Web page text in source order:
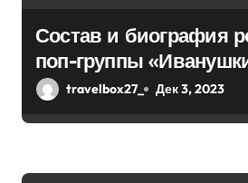
п
и
с
я
Состав и биография
поп-группы
интернешнл» —
travelbox27_ Дек 3, 2023